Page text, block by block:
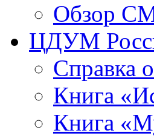
Обзор
ЦДУМ
Справка
Книга
Книга